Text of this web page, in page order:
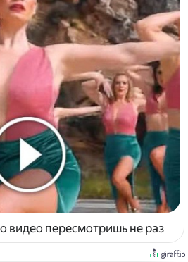
видео пересмотришь не раз